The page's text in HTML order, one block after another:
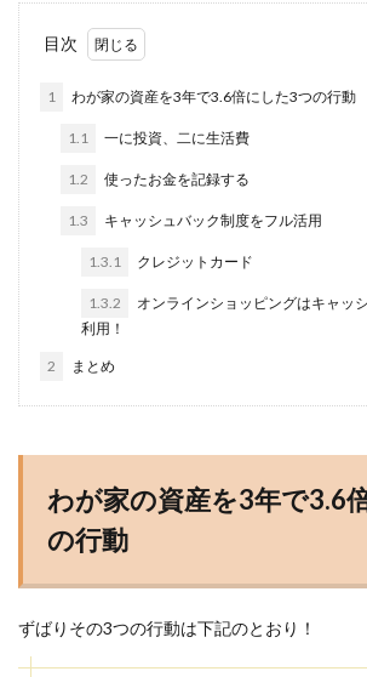
目次
1 わが家の資産を3年で3.6倍にした3つの行動
1.1 一に投資、二に生活費
1.2 使ったお金を記録する
1.3 キャッシュバック制度をフル活用
1.3.1 クレジットカード
1.3.2
オンラインショッピングはキャッ
利用！
2 まとめ
わが家の資産を3年で3.6
の行動
ずばりその3つの行動は下記のとおり！